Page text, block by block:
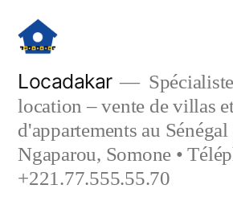
contenu
Locadakar
location – vente de villas
d'appartements au
Ngaparou, Somone •
+221.77.555.55.70